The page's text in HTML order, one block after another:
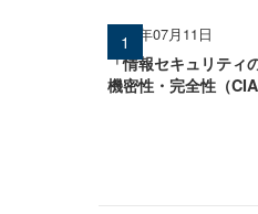
2025年07月11日
「情報セキュリティ
機密性・完全性（